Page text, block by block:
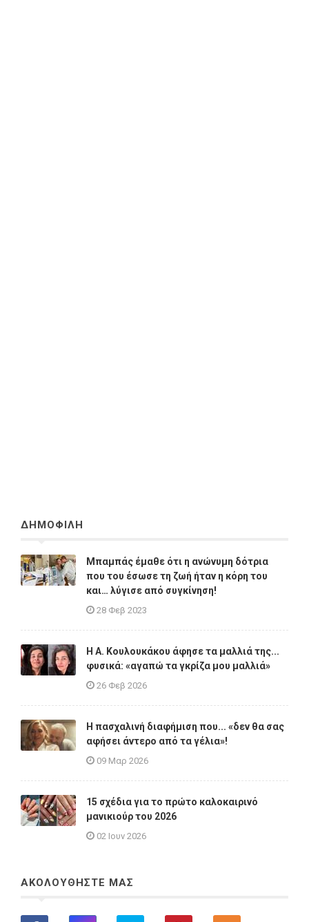
ΔΗΜΟΦΙΛΗ
Μπαμπάς έμαθε ότι η ανώνυμη δότρια
που του έσωσε τη ζωή ήταν η κόρη του
και… λύγισε από συγκίνηση!
28 Φεβ 2023
Η A. Κουλουκάκου άφησε τα μαλλιά της...
φυσικά: «αγαπώ τα γκρίζα μου μαλλιά»
26 Φεβ 2026
Η πασχαλινή διαφήμιση που... «δεν θα σας
αφήσει άντερο από τα γέλια»!
09 Μαρ 2026
15 σχέδια για το πρώτο καλοκαιρινό
μανικιούρ του 2026
02 Ιουν 2026
ΑΚΟΛΟΥΘΗΣΤΕ ΜΑΣ